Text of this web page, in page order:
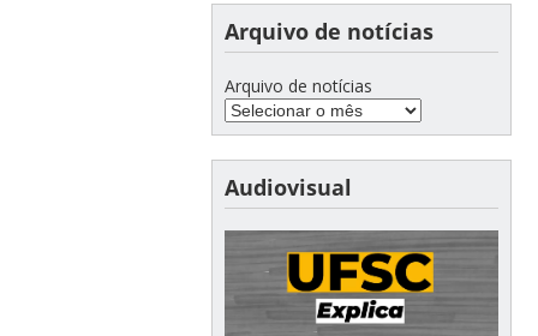
Arquivo de notícias
Arquivo de notícias
Audiovisual